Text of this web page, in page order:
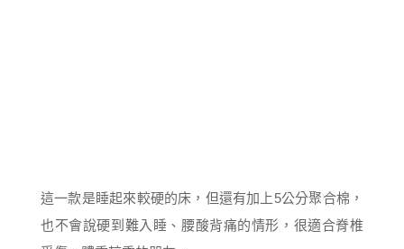
這一款是睡起來較硬的床，但還有加上5公分聚合棉，
也不會說硬到難入睡、腰酸背痛的情形，很適合脊椎